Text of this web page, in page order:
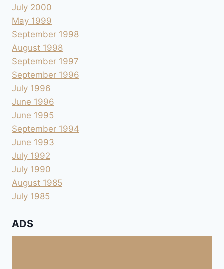
July 2000
May 1999
September 1998
August 1998
September 1997
September 1996
July 1996
June 1996
June 1995
September 1994
June 1993
July 1992
July 1990
August 1985
July 1985
ADS